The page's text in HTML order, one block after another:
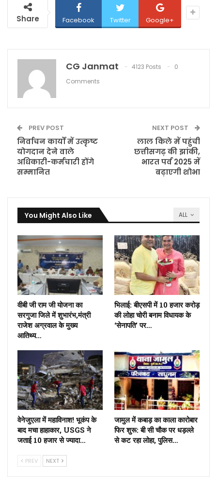
Share Facebook Twitter Google+
CG Janmat 4123 Posts
0
Comments
PREV POST
निर्वाचन कार्यों में उत्कृष्ट
योगदान देने वाले
अधिकारी-कर्मचारी होंगे
सम्मानित
NEXT POST
लाल किले में पहुंची
छत्तीसगढ़ की झांकी,
भारत पर्व 2025 में
बढ़ाएगी शोभा
ALL
You Might Also Like
वीबी जी राम जी योजना का
सरगुजा जिले में शुभारंभ,मंत्री
राजेश अग्रवाल के मुख्य
आतिथ्य…
भिलाई: बीएसपी में 10 हजार करोड़
की लोहा चोरी बनाम विधायक के
‘सेनापति’ पर…
वेनेजुएला में महाविनाश! भूकंप के
बाद मचा हाहाकार, USGS ने
जताई 10 हजार से ज्यादा…
जामुल में कबाड़ का काला कारोबार
फिर शुरू: बी सी चौक पर धड़ल्ले
से कट रहा लोहा, पुलिस…
PREV NEXT